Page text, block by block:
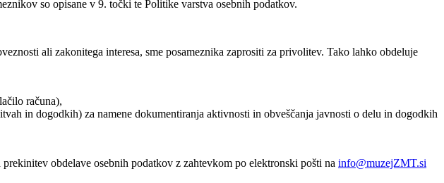
so opisane v 9. točki te Politike varstva osebnih podatkov.
ali zakonitega interesa, sme posameznika zaprositi za privolitev. Tako lahko obdeluje
računa),
in dogodkih) za namene dokumentiranja aktivnosti in obveščanja javnosti o delu in dogodkih
obdelave osebnih podatkov z zahtevkom po elektronski pošti na info@muzejZMT.si